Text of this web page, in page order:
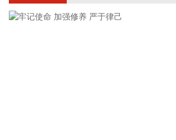
2026-08-08 16:31:27